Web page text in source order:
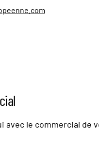
avec le commercial de